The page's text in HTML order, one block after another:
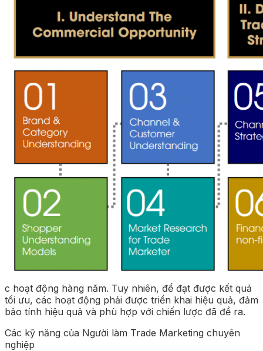
c hoạt động hàng năm. Tuy nhiên, để đạt được kết quả
tối ưu, các hoạt động phải được triển khai hiệu quả, đảm
bảo tính hiệu quả và phù hợp với chiến lược đã đề ra.
Các kỹ năng của Người làm Trade Marketing chuyên
nghiệp